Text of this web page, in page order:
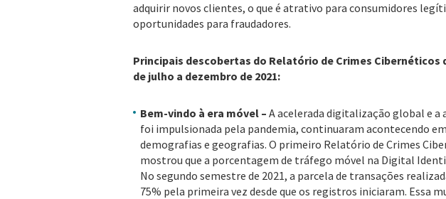
adquirir novos clientes, o que é atrativo para consumidores
oportunidades para fraudadores.
Principais descobertas do Relatório de Crimes Cibernéticos
de julho a dezembro de 2021:
Bem-vindo à era móvel – A acelerada digitalização global e a
foi impulsionada pela pandemia, continuaram acontecendo
demografias e geografias. O primeiro Relatório de Crimes
mostrou que a porcentagem de tráfego móvel na Digital
No segundo semestre de 2021, a parcela de transações
75% pela primeira vez desde que os registros iniciaram. Essa